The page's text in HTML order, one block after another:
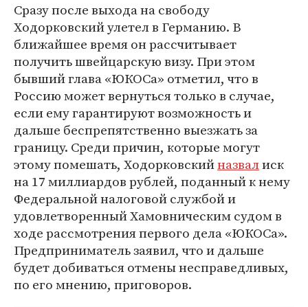
Сразу после выхода на свободу
Ходорковский улетел в Германию. В
ближайшее время он рассчитывает
получить швейцарскую визу. При этом
бывший глава «ЮКОСа» отметил, что в
Россию может вернуться только в случае,
если ему гарантируют возможность и
дальше беспрепятственно выезжать за
границу. Среди причин, которые могут
этому помешать, Ходорковскийназвалиск
на 17 миллиардов рублей, поданный к нему
Федеральной налоговой службой и
удовлетворенный Хамовническим судом в
ходе рассмотрения первого дела «ЮКОСа».
Предприниматель заявил, что и дальше
будет добиваться отмены несправедливых,
по его мнению, приговоров.